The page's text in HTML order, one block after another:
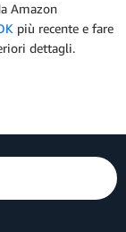
Amazon
più recente e fare
dettagli.